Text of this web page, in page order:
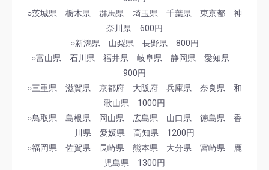
○茨城県 栃木県 群馬県 埼玉県 千葉県 東京都 神
奈川県 600円
○新潟県 山梨県 長野県 800円
○富山県 石川県 福井県 岐阜県 静岡県 愛知県
900円
○三重県 滋賀県 京都府 大阪府 兵庫県 奈良県 和
歌山県 1000円
○鳥取県 島根県 岡山県 広島県 山口県 徳島県 香
川県 愛媛県 高知県 1200円
○福岡県 佐賀県 長崎県 熊本県 大分県 宮崎県 鹿
児島県 1300円